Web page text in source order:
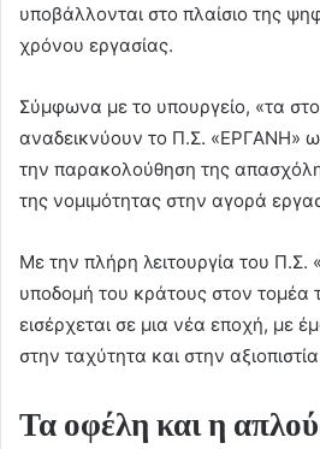
υποβάλλονται στο πλαίσιο της
χρόνου εργασίας.
Σύμφωνα με το υπουργείο, «τα
αναδεικνύουν το Π.Σ. «ΕΡΓΑΝΗ»
την παρακολούθηση της
της νομιμότητας στην αγορά
Με την πλήρη λειτουργία του Π.Σ.
υποδομή του κράτους στον τομέα
εισέρχεται σε μια νέα εποχή, με
στην ταχύτητα και στην
Τα οφέλη και η